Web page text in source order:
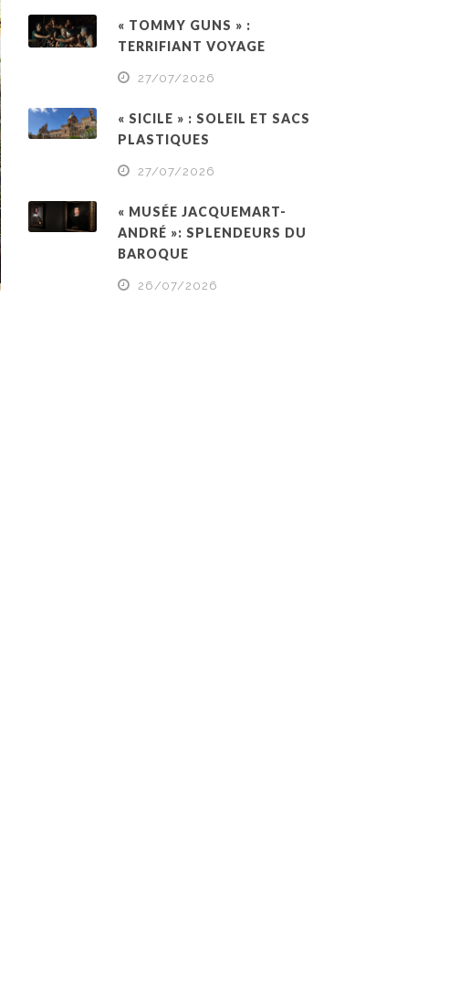
« TOMMY GUNS » :
TERRIFIANT VOYAGE
27/07/2026
« SICILE » : SOLEIL ET SACS
PLASTIQUES
27/07/2026
« MUSÉE JACQUEMART-
ANDRÉ »: SPLENDEURS DU
BAROQUE
26/07/2026